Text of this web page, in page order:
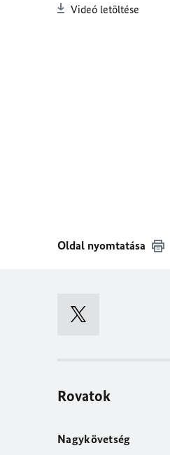
Videó letöltése
Oldal nyomtatása
Rovatok
Nagykövetség